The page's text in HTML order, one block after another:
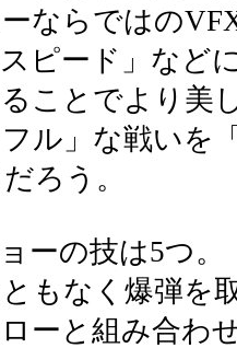
ならではの
ピード」など
ことでより美
ル」な戦いを
ろう。
ーの技は5つ。
もなく爆弾を
ーと組み合わ